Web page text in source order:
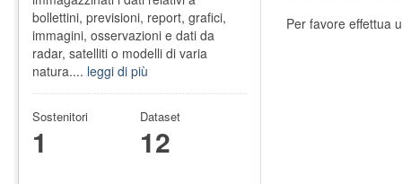
Per favore effettua
bollettini, previsioni, report, grafici,
immagini, osservazioni e dati da
radar, satelliti o modelli di varia
natura.... leggi di più
Sostenitori
1
Dataset
12